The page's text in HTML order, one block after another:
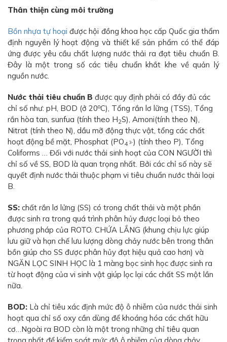
Thân thiện cùng môi trường
Bồn nhựa tự hoại được hội đồng khoa học cấp Quốc gia thẩm
định nguyên lý hoạt động và thiết kế sản phẩm có thể đáp
ứng được yêu cầu chất lượng nước thải ra đạt tiêu chuẩn B.
Đây là một trong số các tiêu chuẩn khắt khe về quản lý
nguồn nước.
Nước thải tiêu chuẩn B được quy định phải có đầy đủ các
chỉ số như: pH, BOD (ở 20oC), Tổng rắn lơ lững (TSS), Tổng
rắn hòa tan, sunfua (tính theo H2S), Amoni(tính theo N),
Nitrat (tính theo N), dầu mỡ động thực vật, tổng các chất
hoạt động bề mặt, Phosphat (PO4 3-) (tính theo P), Tổng
Coliforms … Đối với nước thải sinh hoạt của CON NGƯỜI thì
chỉ số về SS, BOD là quan trọng nhất. Bởi các chỉ số này sẽ
quyết định nước thải thuộc phạm vi tiêu chuẩn nước thải loại
B.
SS: chất rắn lơ lửng (SS) có trong chất thải và một phần
được sinh ra trong quá trình phân hủy được loại bỏ theo
phương pháp của ROTO. CHỨA LẮNG (khung chịu lực giúp
lưu giữ và hạn chế lưu lượng dòng chảy nước bên trong thân
bồn giúp cho SS được phân hủy đạt hiệu quả cao hơn) và
NGĂN LỌC SINH HỌC là 1 màng bọc sinh học được sinh ra
từ hoạt động của vi sinh vật giúp lọc lại các chất SS một lần
nữa.
BOD: Là chỉ tiêu xác định mức độ ô nhiễm của nước thải sinh
hoạt qua chỉ số oxy cần dùng để khoáng hóa các chất hữu
cơ…Ngoài ra BOD còn là một trong những chỉ tiêu quan